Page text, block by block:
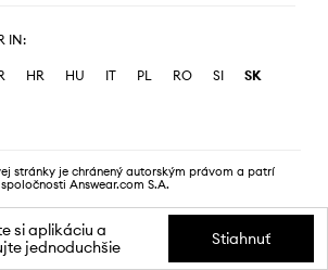
IN:
HR HU IT PL RO SI
SK
stránky je chránený autorským právom a patrí
spoločnosti Answear.com S.A.
si aplikáciu a
jednoduchšie
Stiahnuť